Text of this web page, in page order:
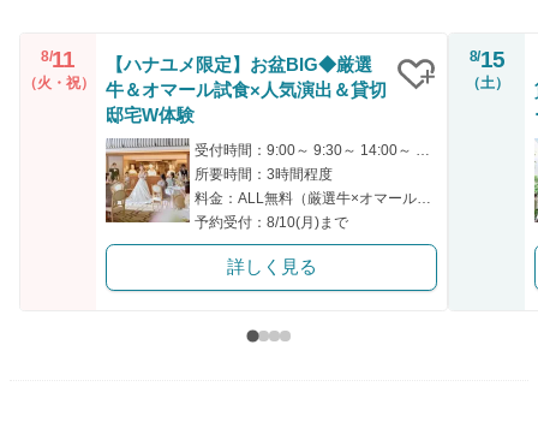
8/11
（火・祝）
【ハナユメ限定】お盆BIG◆厳選
牛＆オマール試食×人気演出＆貸切
邸宅W体験
所要時間：3時間程度
予約受付：8/10(月)まで
詳しく見る
8/15
（土）